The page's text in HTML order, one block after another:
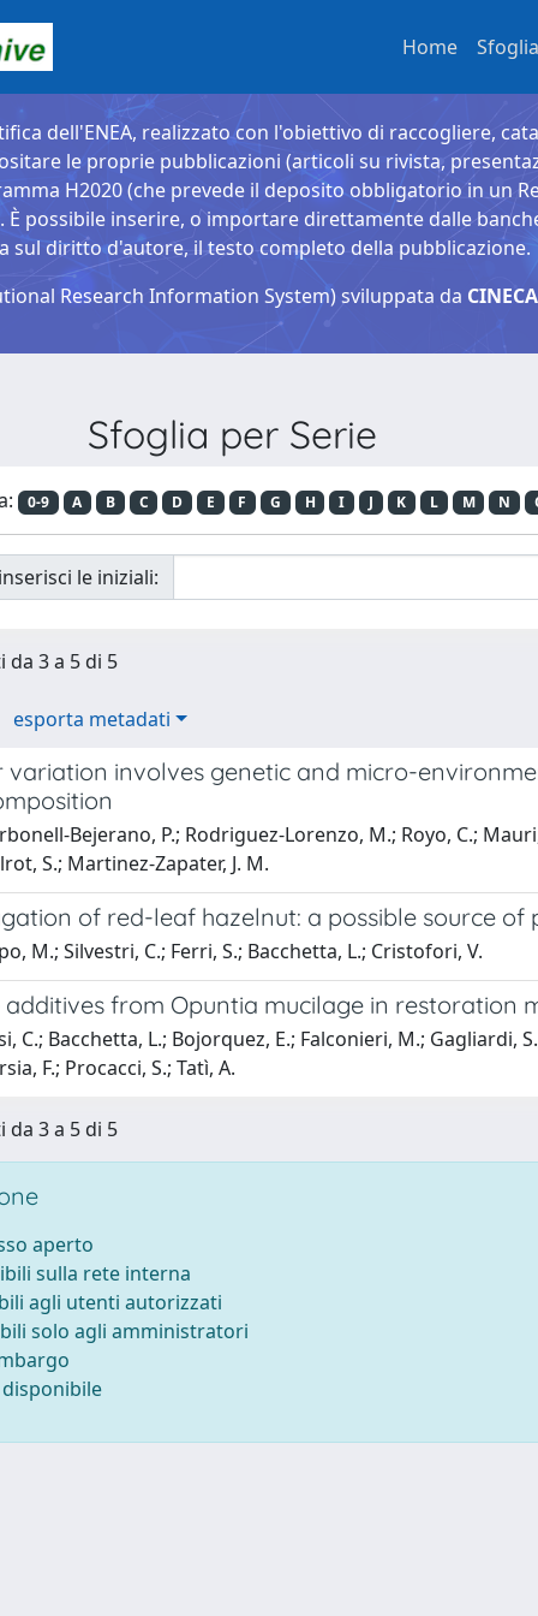
Home Sfoglia
dell'ENEA, realizzato con l'obiettivo di raccogliere,
le proprie pubblicazioni (articoli su rivista,
H2020 (che prevede il deposito obbligatorio in un
possibile inserire, o importare direttamente dalle
sul diritto d'autore, il testo completo della pubblicazione.
Research Information System) sviluppata da
Sfoglia per Serie
0-9 A B C D E F G H I J K L M N
le iniziali:
3 a 5 di 5
esporta metadati
variation involves genetic and micro-
Bejerano, P.; Rodriguez-Lorenzo, M.; Royo, C.;
S.; Martinez-Zapater, J. M.
of red-leaf hazelnut: a possible source of
M.; Silvestri, C.; Ferri, S.; Bacchetta, L.; Cristofori, V.
additives from Opuntia mucilage in restoration
C.; Bacchetta, L.; Bojorquez, E.; Falconieri, M.; Gagliardi,
F.; Procacci, S.; Tatì, A.
3 a 5 di 5
aperto
sulla rete interna
agli utenti autorizzati
solo agli amministratori